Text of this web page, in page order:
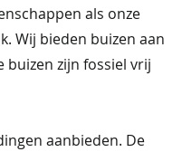
als onze
Wij bieden buizen aan
buizen zijn fossiel vrij
aanbieden. De